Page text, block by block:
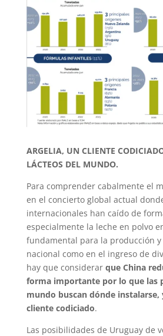
ARGELIA, UN CLIENTE
LÁCTEOS DEL MUNDO.
Para comprender cabalmente el
en el concierto global actual
internacionales han caído de
especialmente la leche en polvo
fundamental para la producción
nacional como en el ingreso de
hay que considerar que China
forma importante por lo que las
mundo buscan dónde instalarse,
cliente codiciado.
Las posibilidades de Uruguay de